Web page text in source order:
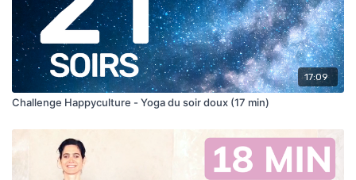
17:09
Challenge Happyculture - Yoga du soir doux (17 min)